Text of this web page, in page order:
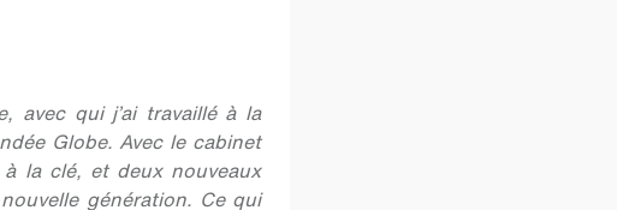
avec qui j’ai travaillé à la
Globe. Avec le cabinet
à la clé, et deux nouveaux
génération. Ce qui